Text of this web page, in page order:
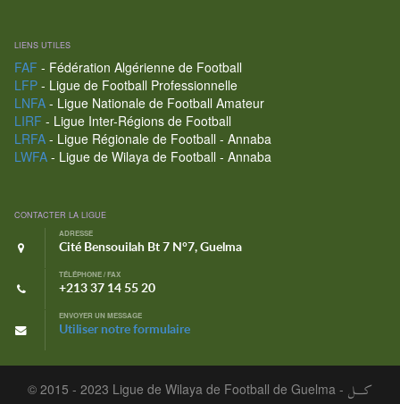
LIENS UTILES
FAF - Fédération Algérienne de Football
LFP- Ligue de Football Professionnelle
LNFA- Ligue Nationale de Football Amateur
LIRF - Ligue Inter-Régions de Football
LRFA- Ligue Régionale de Football - Annaba
LWFA- Ligue de Wilaya de Football - Annaba
CONTACTER LA LIGUE
ADRESSE
Cité Bensouilah Bt 7 N°7, Guelma
TÉLÉPHONE / FAX
+213 37 14 55 20
ENVOYER UN MESSAGE
Utiliser notre formulaire
© 2015 - 2023 Ligue de Wilaya de Football de Guelma - كـــل